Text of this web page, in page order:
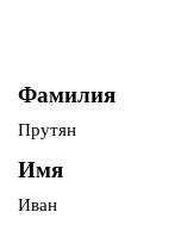
Фамилия
Прутян
Имя
Иван